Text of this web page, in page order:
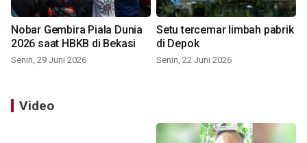
Nobar Gembira Piala Dunia
2026 saat HBKB di Bekasi
Senin, 29 Juni 2026
Setu tercemar limbah pabrik
di Depok
Senin, 22 Juni 2026
Video